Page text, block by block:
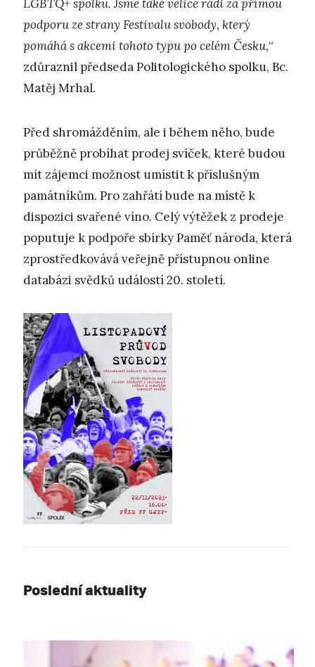
LGBTQ+ spolku. Jsme také velice rádi za přímou
podporu ze strany Festivalu svobody, který
pomáhá s akcemi tohoto typu po celém Česku,“
zdůraznil předseda Politologického spolku, Bc.
Matěj Mrhal.
Před shromážděním, ale i během něho, bude
průběžně probíhat prodej svíček, které budou
mít zájemci možnost umístit k příslušným
památníkům. Pro zahřátí bude na místě k
dispozici svařené víno. Celý výtěžek z prodeje
poputuje k podpoře sbírky Paměť národa, která
zprostředkovává veřejně přístupnou online
databázi svědků událostí 20. století.
Poslední aktuality